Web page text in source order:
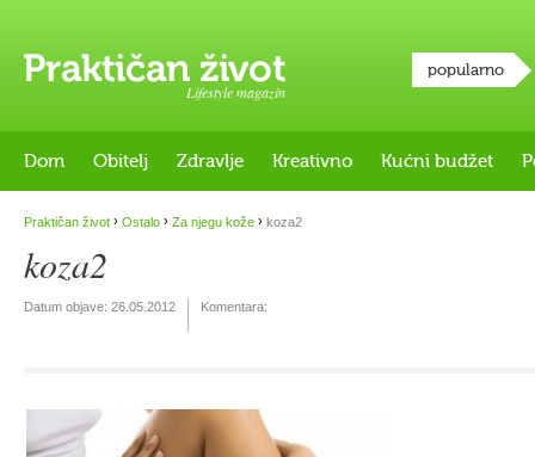
Lifestyle magazin
popularno
Dom Obitelj Zdravlje Kreativno Kućni budžet
Praktičan život › Ostalo › Za njegu kože › koza2
koza2
Datum objave: 26.05.2012 Komentara: